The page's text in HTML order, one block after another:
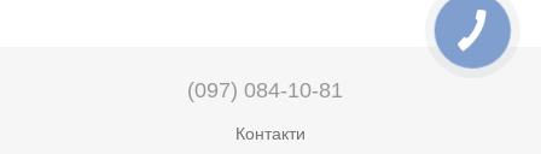
(097) 084-10-81
Контакти